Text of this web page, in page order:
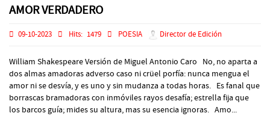
AMOR VERDADERO
09-10-2023 Hits: 1479 POESIA Director de Edición
William Shakespeare Versión de Miguel Antonio Caro No, no aparta a
dos almas amadoras adverso caso ni crüel porfía: nunca mengua el
amor ni se desvía, y es uno y sin mudanza a todas horas. Es fanal que
borrascas bramadoras con inmóviles rayos desafía; estrella fija que
los barcos guía; mides su altura, mas su esencia ignoras. Amo...